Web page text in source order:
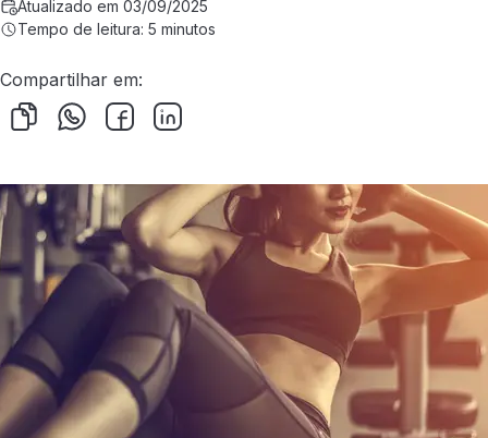
Atualizado em 03/09/2025
Tempo de leitura: 5 minutos
Compartilhar em: